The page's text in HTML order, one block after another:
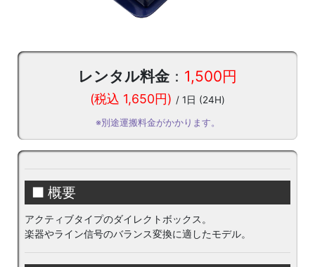
レンタル料金 ： 1,500円
(税込 1,650円) / 1日 (24H)
※別途運搬料金がかかります。
■ 概要
アクティブタイプのダイレクトボックス。
楽器やライン信号のバランス変換に適したモデル。